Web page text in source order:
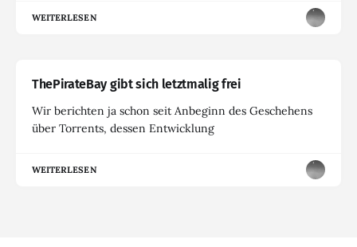
WEITERLESEN
ThePirateBay gibt sich letztmalig frei
Wir berichten ja schon seit Anbeginn des Geschehens
über Torrents, dessen Entwicklung
WEITERLESEN